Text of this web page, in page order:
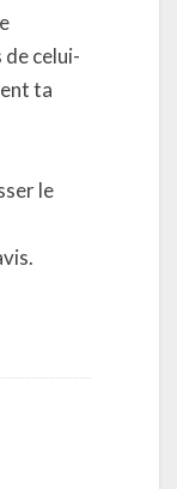
celui-
ta
le